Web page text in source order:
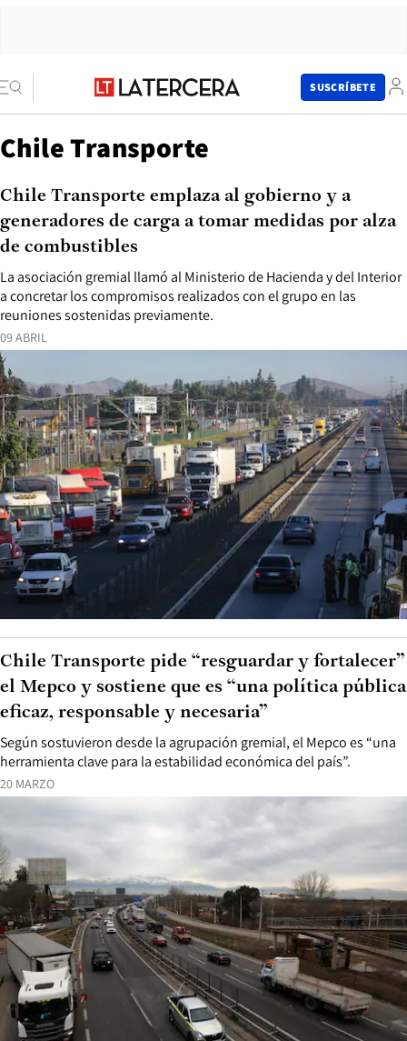
SUSCRÍBETE
Chile Transporte
09 ABRIL
La asociación gremial llamó al Ministerio de Hacienda y del Interior
a concretar los compromisos realizados con el grupo en las
reuniones sostenidas previamente.
Chile Transporte emplaza al gobierno y a
generadores de carga a tomar medidas por alza
de combustibles
20 MARZO
Según sostuvieron desde la agrupación gremial, el Mepco es “una
herramienta clave para la estabilidad económica del país”.
Chile Transporte pide “resguardar y fortalecer”
el Mepco y sostiene que es “una política pública
eficaz, responsable y necesaria”